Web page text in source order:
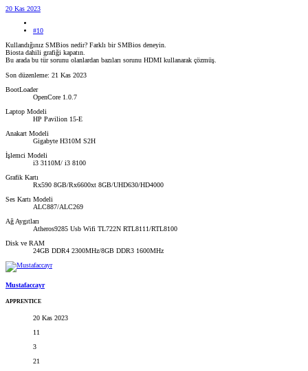
20 Kas 2023
#10
Kullandığınız SMBios nedir? Farklı bir SMBios deneyin.
Biosta dahili grafiği kapatın.
Bu arada bu tür sorunu olanlardan bazıları sorunu HDMI kullanarak çözmüş.
Son düzenleme: 21 Kas 2023
BootLoader
OpenCore 1.0.7
Laptop Modeli
HP Pavilion 15-E
Anakart Modeli
Gigabyte H310M S2H
İşlemci Modeli
i3 3110M/ i3 8100
Grafik Kartı
Rx590 8GB/Rx6600xt 8GB/UHD630/HD4000
Ses Kartı Modeli
ALC887/ALC269
Ağ Aygıtları
Atheros9285 Usb Wifi TL722N RTL8111/RTL8100
Disk ve RAM
24GB DDR4 2300MHz/8GB DDR3 1600MHz
Mustafaccayr
APPRENTICE
20 Kas 2023
11
3
21